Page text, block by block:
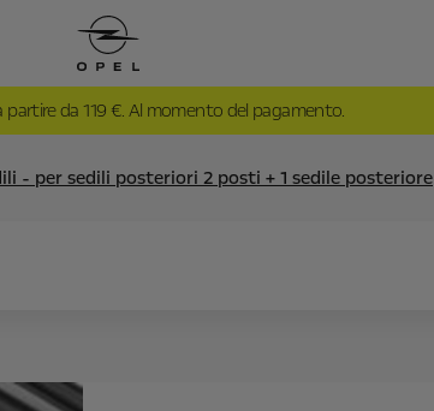
da 119 €. Al momento del pagamento.
- per sedili posteriori 2 posti + 1 sedile posteriore